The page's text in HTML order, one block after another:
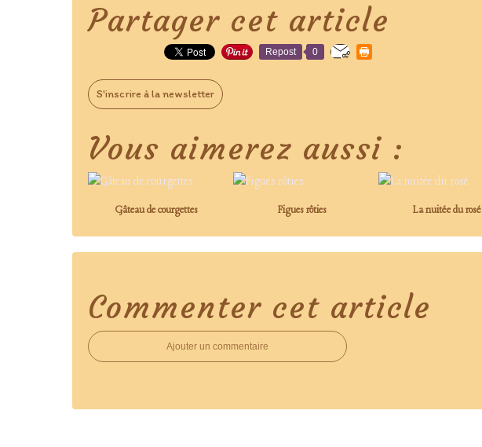
Partager cet article
Repost 0
S'inscrire à la newsletter
Vous aimerez aussi :
Gâteau de courgettes Figues rôties La nuitée du rosé
Commenter cet article
Ajouter un commentaire